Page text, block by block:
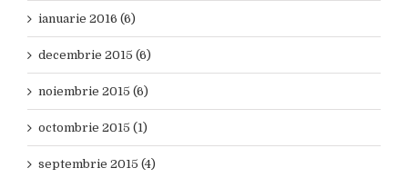
ianuarie 2016 (6)
decembrie 2015 (6)
noiembrie 2015 (6)
octombrie 2015 (1)
septembrie 2015 (4)